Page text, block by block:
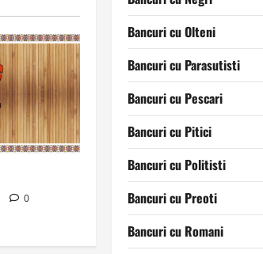
0
Bancuri cu Olteni
Bancuri cu Parasutisti
Bancuri cu Pescari
Bancuri cu Pitici
Bancuri cu Politisti
Bancuri cu Preoti
Bancuri cu Romani